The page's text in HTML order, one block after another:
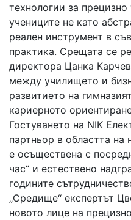
технологии за
учениците не като
реален инструмент в
практика. Срещата се
директора Цанка
между училището и
развитието на
кариерното
Гостуването на NIK
партньор в областта на
е осъществена с
час“ и естествено
годините
„Средище“ експертът
новото лице на